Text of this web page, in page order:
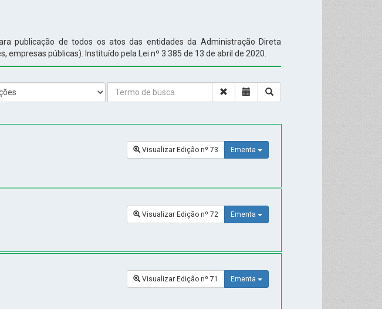
publicação de todos os atos das entidades da Administração Direta
públicas). Instituído pela Lei nº 3.385 de 13 de abril de 2020.
Close Date
Visualizar Edição nº 73 Ementa
Visualizar Edição nº 72 Ementa
Visualizar Edição nº 71 Ementa